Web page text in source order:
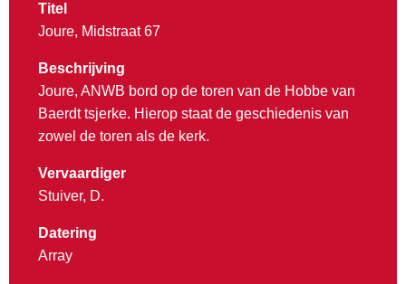
Titel
Joure, Midstraat 67
Beschrijving
Joure, ANWB bord op de toren van de Hobbe van
Baerdt tsjerke. Hierop staat de geschiedenis van
zowel de toren als de kerk.
Vervaardiger
Stuiver, D.
Datering
Array